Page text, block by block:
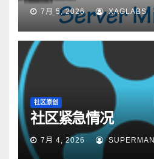
7月 5, 2026 XAGLABS
社区原创
社区紧急情况
7月 4, 2026 SUPERMAN